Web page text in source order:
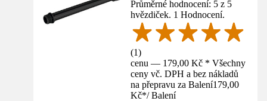
Průměrné hodnocení: 5 z 5
hvězdiček. 1 Hodnocení.
(1)
cenu — 179,00 Kč * Všechny
ceny vč. DPH a bez nákladů
na přepravu za Balení179,00
Kč*/ Balení